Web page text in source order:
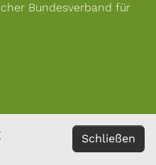
Schließen
Bundesverband für
für Schafe und